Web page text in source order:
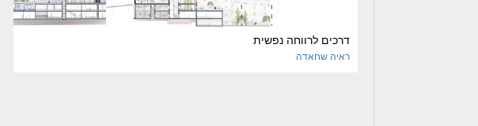
דרכים לרווחה נפשית
ראיהשחאדה